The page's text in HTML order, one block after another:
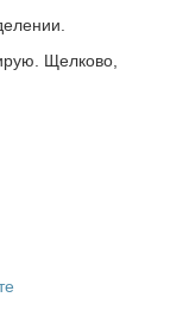
Щелково,